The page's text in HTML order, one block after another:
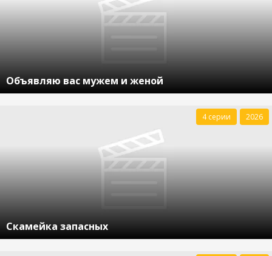
Объявляю вас мужем и женой
Скамейка запасных
4 серии 2026